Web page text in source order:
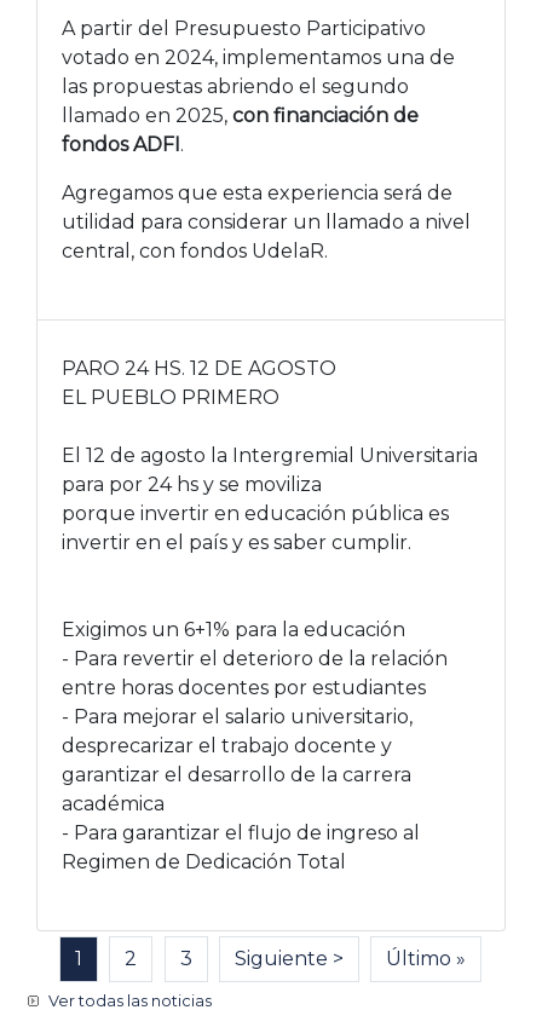
A partir del Presupuesto Participativo
votado en 2024, implementamos una de
las propuestas abriendo el segundo
llamado en 2025, con financiación de
fondos ADFI .
Agregamos que esta experiencia será de
utilidad para considerar un llamado a nivel
central, con fondos UdelaR.
PARO 24 HS. 12 DE AGOSTO
EL PUEBLO PRIMERO
El 12 de agosto la Intergremial Universitaria
para por 24 hs y se moviliza
porque invertir en educación pública es
invertir en el país y es saber cumplir.
Exigimos un 6+1% para la educación
- Para revertir el deterioro de la relación
entre horas docentes por estudiantes
- Para mejorar el salario universitario,
desprecarizar el trabajo docente y
garantizar el desarrollo de la carrera
académica
- Para garantizar el flujo de ingreso al
Regimen de Dedicación Total
Paginación
Página actual
1 Página
2 Página
3 Siguiente página
Siguiente > Última página
Último »
Ver todas las noticias